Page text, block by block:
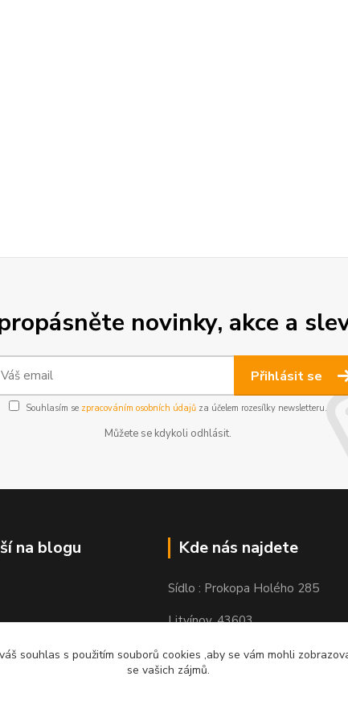
novinky, akce a
Přihlásit se
Souhlasím se zpracováním osobních údajů za účelem rozesílky newsletteru.
Můžete se kdykoli odhlásit.
na blogu Kde nás najdete
Sídlo : Prokopa Holého 285
Litvínov, 43603
Výdejní místo: Chudeřínská 109
souhlas s použitím souborů cookies ,aby se vám mohli
se vašich zájmů.